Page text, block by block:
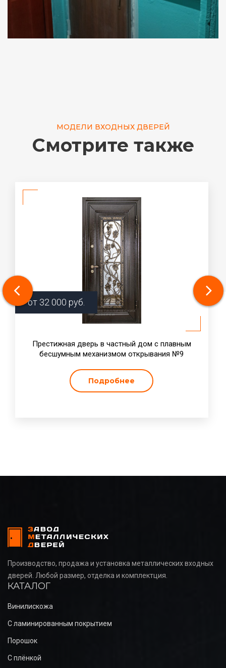
МОДЕЛИ ВХОДНЫХ ДВЕРЕЙ
Смотрите также
от 32 000 руб.
Престижная дверь в частный дом с плавным
бесшумным механизмом открывания №9
Подробнее
Производство, продажа и установка металлических входных
дверей. Любой размер, отделка и комплектция.
КАТАЛОГ
Винилискожа
С ламинированным покрытием
Порошок
С плёнкой